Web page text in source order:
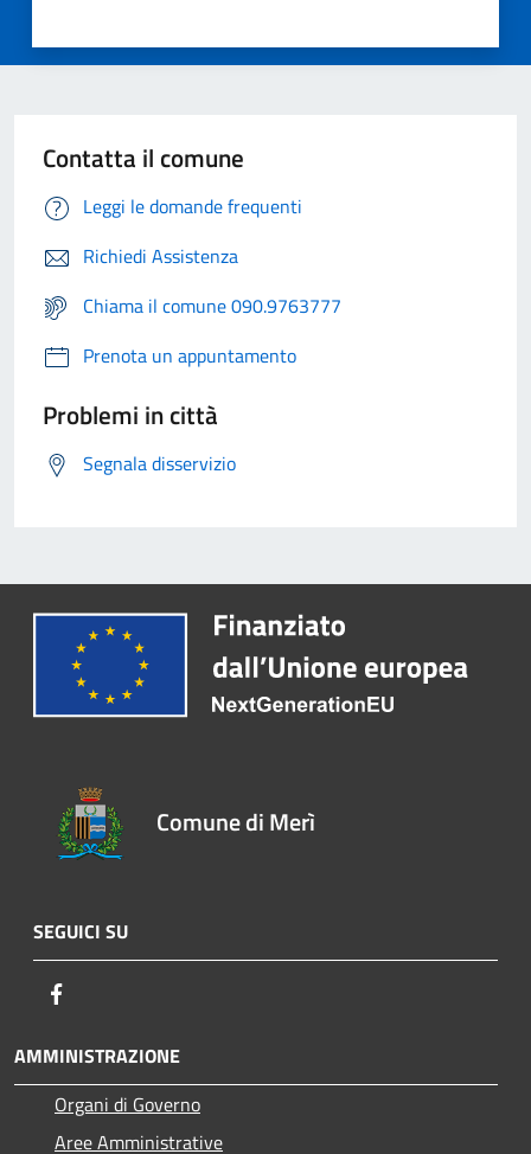
Contatta il comune
Leggi le domande frequenti
Richiedi Assistenza
Chiama il comune 090.9763777
Prenota un appuntamento
Problemi in città
Segnala disservizio
Comune di Merì
SEGUICI SU
AMMINISTRAZIONE
Organi di Governo
Aree Amministrative